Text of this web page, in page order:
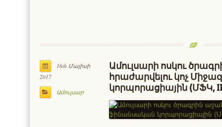
16th Մայիսի
2017
Ամուլսար
Ամուլսարի ոսկու
հրաժարվելու կոչ
կորպորացիային (ՄՖԿ,